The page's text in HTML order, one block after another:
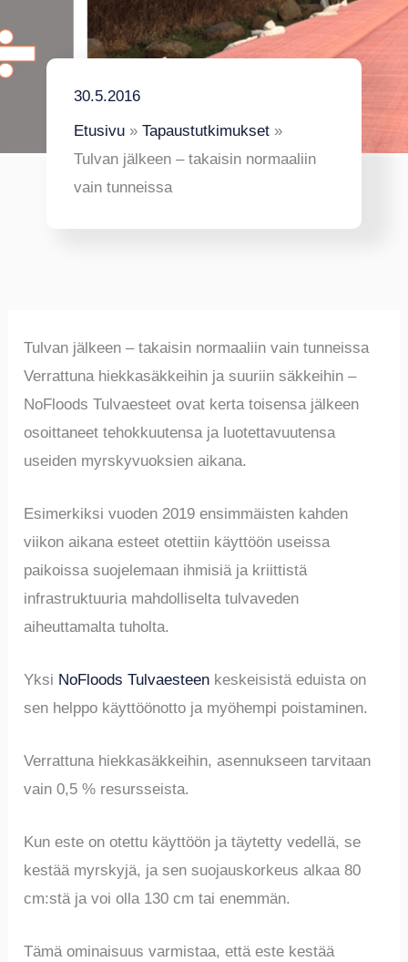
30.5.2016
Etusivu
Tapaustutkimukset
Tulvan jälkeen – takaisin normaaliin
vain tunneissa
Tulvan jälkeen – takaisin normaaliin vain tunneissa
Verrattuna hiekkasäkkeihin ja suuriin säkkeihin –
NoFloods Tulvaesteet ovat kerta toisensa jälkeen
osoittaneet tehokkuutensa ja luotettavuutensa
useiden myrskyvuoksien aikana.
Esimerkiksi vuoden 2019 ensimmäisten kahden
viikon aikana esteet otettiin käyttöön useissa
paikoissa suojelemaan ihmisiä ja kriittistä
infrastruktuuria mahdolliselta tulvaveden
aiheuttamalta tuholta.
Yksi NoFloods Tulvaesteen keskeisistä eduista on
sen helppo käyttöönotto ja myöhempi poistaminen.
Verrattuna hiekkasäkkeihin, asennukseen tarvitaan
vain 0,5 % resursseista.
Kun este on otettu käyttöön ja täytetty vedellä, se
kestää myrskyjä, ja sen suojauskorkeus alkaa 80
cm:stä ja voi olla 130 cm tai enemmän.
Tämä ominaisuus varmistaa, että este kestää